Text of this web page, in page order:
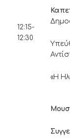
12:15-
12:30
«Η